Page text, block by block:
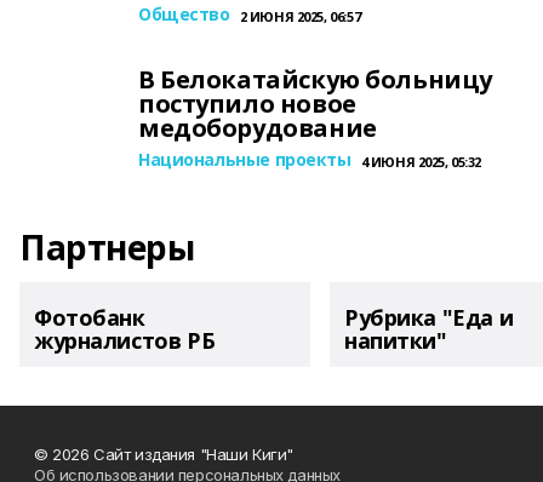
Общество 2 ИЮНЯ 2025, 06:57
В Белокатайскую больницу
поступило новое
медоборудование
Национальные проекты 4 ИЮНЯ 2025, 05:32
Партнеры
Фотобанк
журналистов РБ
Рубрика "Еда и
напитки"
© 2026 Сайт издания "Наши Киги"
Об использовании персональных данных